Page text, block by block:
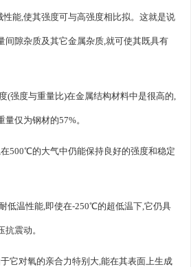
能,使其强度可与高强度相比拟。这就是说
间隙杂质及其它金属杂质,就可使其既具有
(强度与重量比)在金属结构材料中是很高的,
量仅为钢材的57%。
500℃的大气中仍能保持良好的强度和稳定
低温性能,即使在-250℃的超低温下,它仍具
抗震动。
它对氧的亲合力特别大,能在其表面上生成